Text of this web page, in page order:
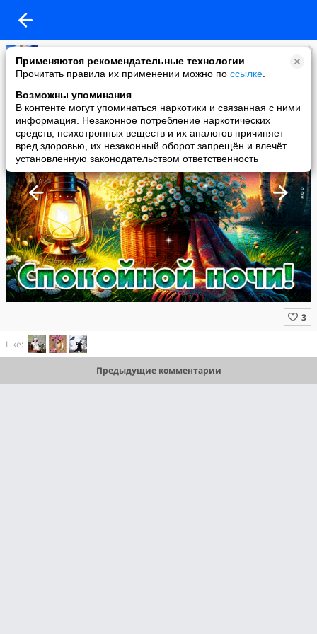
Применяются рекомендательные технологии
Прочитать правила их применении можно по ссылке
Возможны упоминания
В контенте могут упоминаться наркотики и связанная с ними
информация. Незаконное потребление наркотических
средств, психотропных веществ и их аналогов причиняет
вред здоровью, их незаконный оборот запрещён и влечёт
установленную законодательством ответственность
Копилочка: все самое интересное,полезное, красивое!!!
added a photo
11 Jun в 12:57
Like:
Предыдущие комментарии